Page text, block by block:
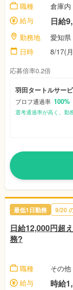
職種
倉庫内
給与
日給
勤務地
愛知県
日時
8/17(
応募倍率0.2倍
羽田タートルサー
プロフ通過率 100%
選考通過率が高く、勤
最低1日勤務 9/20
日給12,000円超
務?
職種
その他
給与
時給